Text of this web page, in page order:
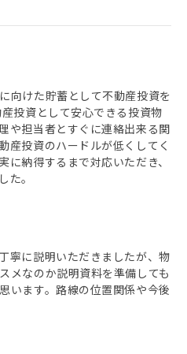
向けた貯蓄として不動産投資を
投資として安心できる投資物
や担当者とすぐに連絡出来る関
産投資のハードルが低くしてく
に納得するまで対応いただき、
た。
寧に説明いただきましたが、物
メなのか説明資料を準備しても
います。路線の位置関係や今後